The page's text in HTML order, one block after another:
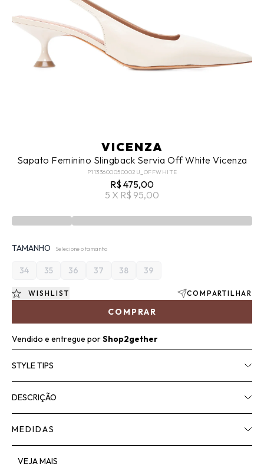
VICENZA
Sapato Feminino Slingback Servia Off White Vicenza
P1133600050002U_OFFWHITE
R$ 475,00
5 X R$ 95,00
TAMANHO Selecione o tamanho
34 35 36 37 38 39
COMPRAR
WISHLIST COMPARTILHAR
Vendido e entregue porShop2gether
STYLE TIPS
DESCRIÇÃO
MEDIDAS
VEJA MAIS